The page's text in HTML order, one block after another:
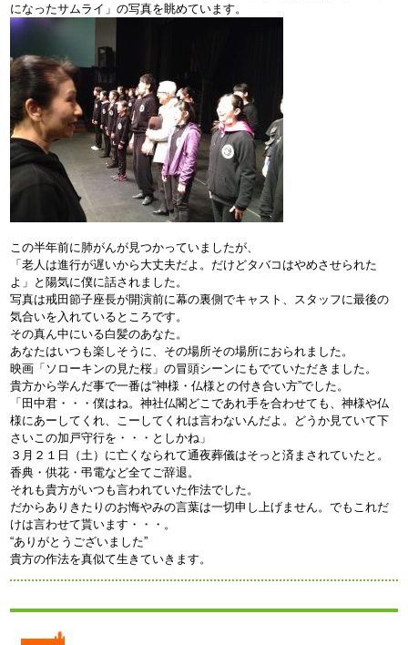
になったサムライ」の写真を眺めています。
この半年前に肺がんが見つかっていましたが、
「老人は進行が遅いから大丈夫だよ。だけどタバコはやめさせられた
よ」と陽気に僕に話されました。
写真は戒田節子座長が開演前に幕の裏側でキャスト、スタッフに最後の
気合いを入れているところです。
その真ん中にいる白髪のあなた。
あなたはいつも楽しそうに、その場所その場所におられました。
映画「ソローキンの見た桜」の冒頭シーンにもでていただきました。
貴方から学んだ事で一番は“神様・仏様との付き合い方”でした。
「田中君・・・僕はね。神社仏閣どこであれ手を合わせても、神様や仏
様にあーしてくれ、こーしてくれは言わないんだよ。どうか見ていて下
さいこの加戸守行を・・・としかね」
３月２１日（土）に亡くなられて通夜葬儀はそっと済まされていたと。
香典・供花・弔電など全てご辞退。
それも貴方がいつも言われていた作法でした。
だからありきたりのお悔やみの言葉は一切申し上げません。でもこれだ
けは言わせて貰います・・・。
“ありがとうございました”
貴方の作法を真似て生きていきます。